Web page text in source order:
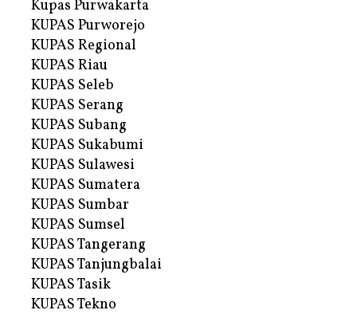
Kupas Purwakarta
KUPAS Purworejo
KUPAS Regional
KUPAS Riau
KUPAS Seleb
KUPAS Serang
KUPAS Subang
KUPAS Sukabumi
KUPAS Sulawesi
KUPAS Sumatera
KUPAS Sumbar
KUPAS Sumsel
KUPAS Tangerang
KUPAS Tanjungbalai
KUPAS Tasik
KUPAS Tekno